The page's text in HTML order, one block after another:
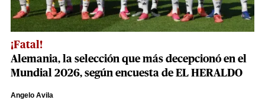
¡Fatal!
Alemania, la selección que más decepcionó en el
Mundial 2026, según encuesta de EL HERALDO
Angelo Avila